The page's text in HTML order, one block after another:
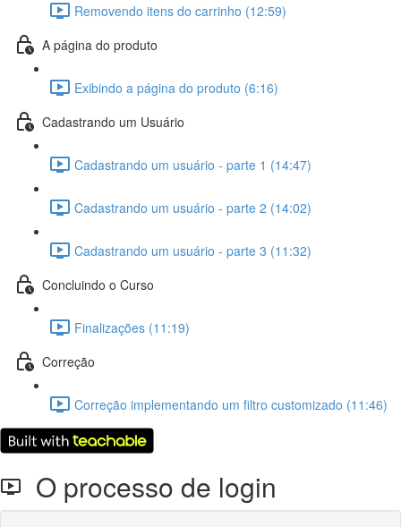
Removendo itens do carrinho (12:59)
A página do produto
Exibindo a página do produto (6:16)
Cadastrando um Usuário
Cadastrando um usuário - parte 1 (14:47)
Cadastrando um usuário - parte 2 (14:02)
Cadastrando um usuário - parte 3 (11:32)
Concluindo o Curso
Finalizações (11:19)
Correção
Correção implementando um filtro customizado (11:46)
O processo de login